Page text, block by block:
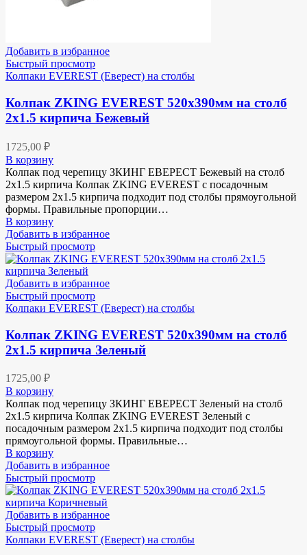
Добавить в избранное
Быстрый просмотр
Колпаки EVEREST (Еверест) на столбы
Колпак ZKING EVEREST 520х390мм на столб
2х1.5 кирпича Бежевый
1725,00 ₽
В корзину
Колпак под черепицу ЗКИНГ ЕВЕРЕСТ Бежевый на столб
2х1.5 кирпича Колпак ZKING EVEREST с посадочным
размером 2х1.5 кирпича подходит под столбы прямоугольной
формы. Правильные пропорции…
В корзину
Добавить в избранное
Быстрый просмотр
Добавить в избранное
Быстрый просмотр
Колпаки EVEREST (Еверест) на столбы
Колпак ZKING EVEREST 520х390мм на столб
2х1.5 кирпича Зеленый
1725,00 ₽
В корзину
Колпак под черепицу ЗКИНГ ЕВЕРЕСТ Зеленый на столб
2х1.5 кирпича Колпак ZKING EVEREST Зеленый с
посадочным размером 2х1.5 кирпича подходит под столбы
прямоугольной формы. Правильные…
В корзину
Добавить в избранное
Быстрый просмотр
Добавить в избранное
Быстрый просмотр
Колпаки EVEREST (Еверест) на столбы